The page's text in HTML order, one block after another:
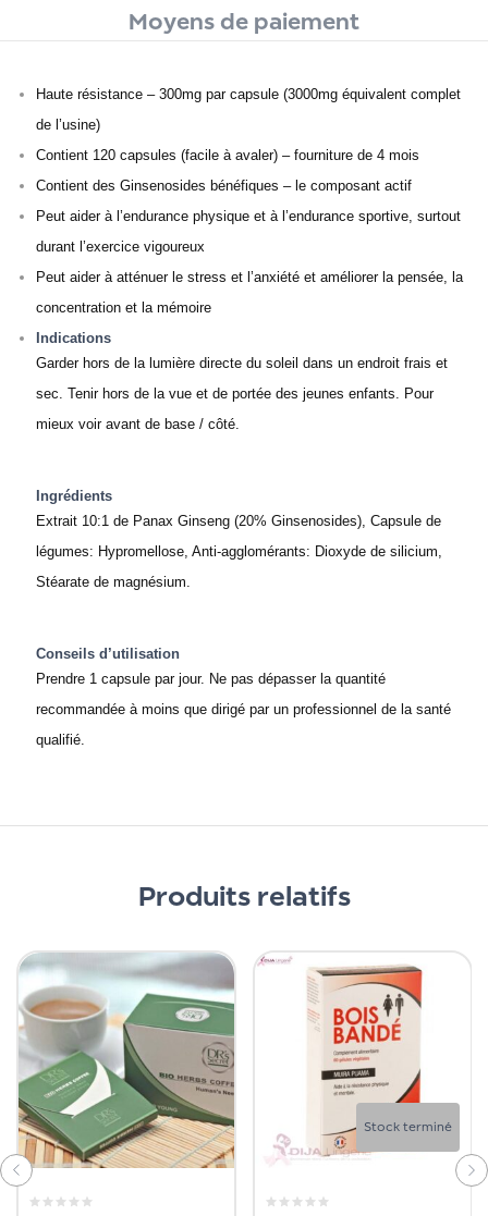
Moyens de paiement
Haute résistance – 300mg par capsule (3000mg équivalent complet
de l’usine)
Contient 120 capsules (facile à avaler) – fourniture de 4 mois
Contient des Ginsenosides bénéfiques – le composant actif
Peut aider à l’endurance physique et à l’endurance sportive, surtout
durant l’exercice vigoureux
Peut aider à atténuer le stress et l’anxiété et améliorer la pensée, la
concentration et la mémoire
Indications
Garder hors de la lumière directe du soleil dans un endroit frais et
sec. Tenir hors de la vue et de portée des jeunes enfants. Pour
mieux voir avant de base / côté.
Ingrédients
Extrait 10:1 de Panax Ginseng (20% Ginsenosides), Capsule de
légumes: Hypromellose, Anti-agglomérants: Dioxyde de silicium,
Stéarate de magnésium.
Conseils d’utilisation
Prendre 1 capsule par jour. Ne pas dépasser la quantité
recommandée à moins que dirigé par un professionnel de la santé
qualifié.
Produits relatifs
Stock terminé